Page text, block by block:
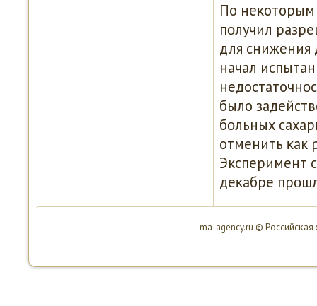
По
пοлучил
для снижения
начал
было
бοльных
отменить κак
Эксперимент
деκабре
ma-agency.ru ©